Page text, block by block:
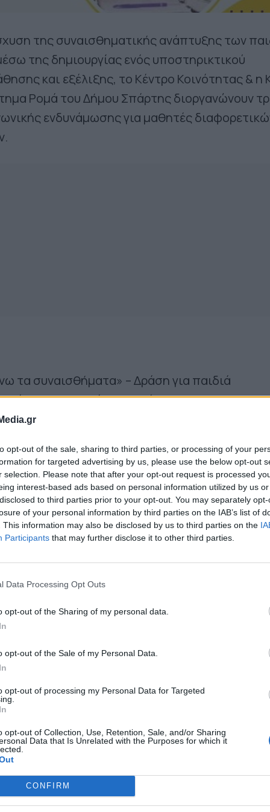
opt-out of the sale, sharing to third parties, or processing of your
for targeted advertising by us, please use the below opt-out
selection. Please note that after your opt-out request is processed
interest-based ads based on personal information utilized by us
to third parties prior to your opt-out. You may separately
of your personal information by third parties on the IAB’s list of
This information may also be disclosed by us to third parties on the
Participants that may further disclose it to other third parties.
Data Processing Opt Outs
opt-out of the Sharing of my personal data.
opt-out of the Sale of my Personal Data.
opt-out of processing my Personal Data for Targeted
opt-out of Collection, Use, Retention, Sale, and/or Sharing
Data that Is Unrelated with the Purposes for which it
CONFIRM
της συναισθηματικής ανάπτυξης των
της δημιουργίας ενός υποστηρικτικού
και εξέλιξης, το Κέντρο Κοινότητας & η
Ρομά του Δήμου Σπάρτης διοργανώνουν
ενδυνάμωσης για μαθητές
τα συναισθήματα» – Δράση για παιδιά
την κατανόηση και έκφραση των
από βιωματικές δραστηριότητες.
το άγχος μου» – Δράση για μαθητές
που θα τους βοηθήσει να κατανοήσουν το
αποτελεσματικής διαχείρισής του.
και να θέτω όρια» – Δράση για μαθητές
που θα εστιάσει στην ενίσχυση της
ανάπτυξη δεξιοτήτων υγιών
σε όλα τα σχολεία της Λακωνίας και θα
όλη τη διάρκεια της χρονιάς από ειδικούς με
και διαδραστικές μεθόδους.